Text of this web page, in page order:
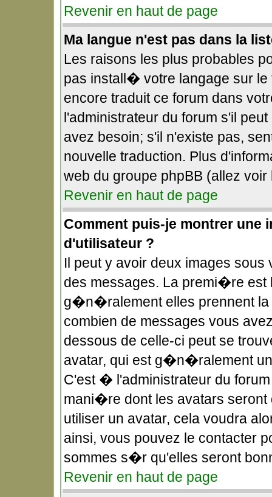
Revenir en haut de page
Ma langue n'est pas dans la
Les raisons les plus probables
pas install� votre langage sur le
encore traduit ce forum dans
l'administrateur du forum s'il
avez besoin; s'il n'existe pas,
nouvelle traduction. Plus
web du groupe phpBB (allez
Revenir en haut de page
Comment puis-je montrer une
d'utilisateur ?
Il peut y avoir deux images
des messages. La premi�re
g�n�ralement elles prennent
combien de messages vous
dessous de celle-ci peut se
avatar, qui est g�n�ralement
C'est � l'administrateur du
mani�re dont les avatars seront
utiliser un avatar, cela voudra
ainsi, vous pouvez le contacter
sommes s�r qu'elles seront
Revenir en haut de page